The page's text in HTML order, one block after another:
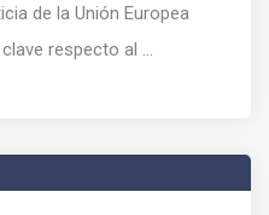
de la Unión Europea
respecto al ...